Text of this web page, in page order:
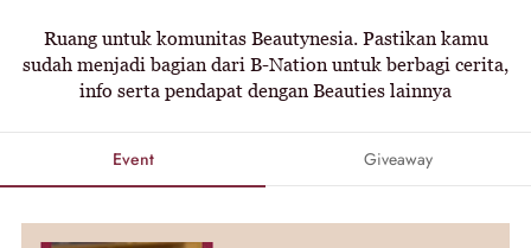
Ruang untuk komunitas Beautynesia. Pastikan kamu
sudah menjadi bagian dari B-Nation untuk berbagi cerita,
info serta pendapat dengan Beauties lainnya
Event Giveaway